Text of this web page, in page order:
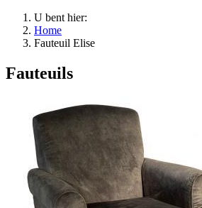
U bent hier:
Home
Fauteuil Elise
Fauteuils